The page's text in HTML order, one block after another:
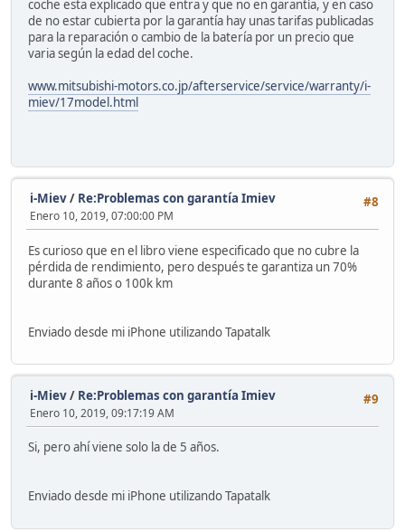
coche esta explicado que entra y que no en garantía, y en caso
de no estar cubierta por la garantía hay unas tarifas publicadas
para la reparación o cambio de la batería por un precio que
varia según la edad del coche.
www.mitsubishi-motors.co.jp/afterservice/service/warranty/i-
miev/17model.html
#8
i-Miev/ Re:Problemas con garantía Imiev
Enero 10, 2019, 07:00:00 PM
Es curioso que en el libro viene especificado que no cubre la
pérdida de rendimiento, pero después te garantiza un 70%
durante 8 años o 100k km
Enviado desde mi iPhone utilizando Tapatalk
#9
i-Miev/ Re:Problemas con garantía Imiev
Enero 10, 2019, 09:17:19 AM
Si, pero ahí viene solo la de 5 años.
Enviado desde mi iPhone utilizando Tapatalk